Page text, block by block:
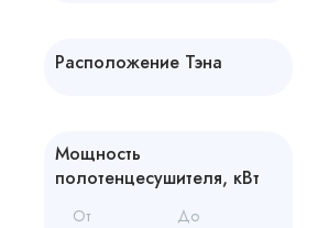
Расположение Тэна
Справа
Мощность
полотенцесушителя, кВт
От До